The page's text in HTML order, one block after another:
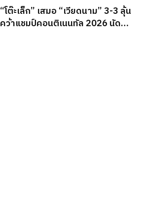
“โต๊ะเล็ก” เสมอ “เวียดนาม” 3-3 ลุ้น
คว้าแชมป์คอนติเนนทัล 2026 นัด